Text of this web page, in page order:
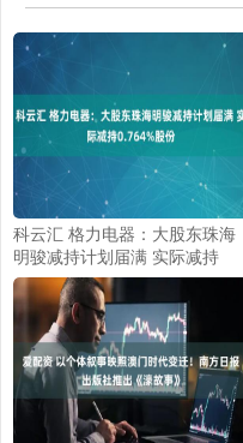
科云汇 格力电器：大股东珠海
明骏减持计划届满 实际减持
0.764%股份